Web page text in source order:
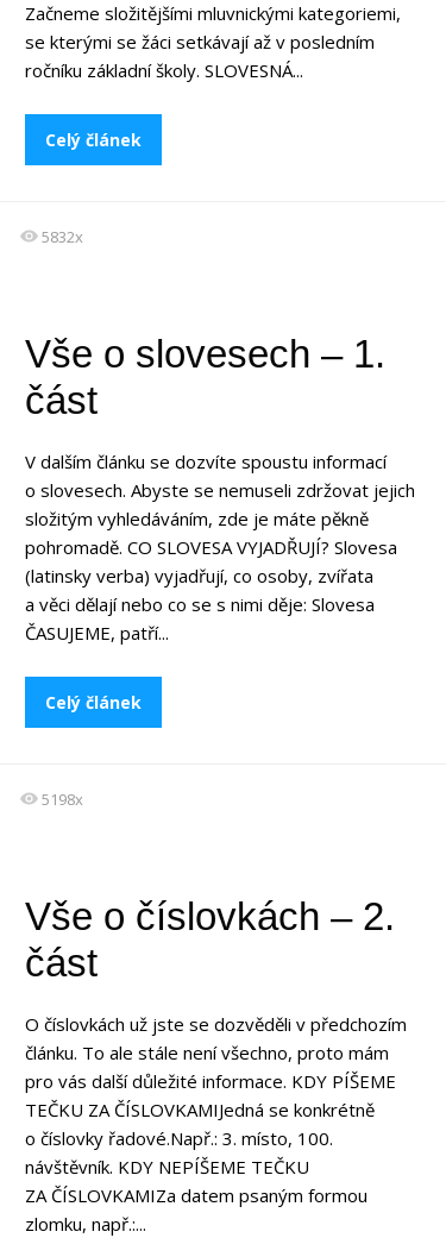
Začneme složitějšími mluvnickými kategoriemi,
se kterými se žáci setkávají až v posledním
ročníku základní školy. SLOVESNÁ...
Celý článek
5832x
Vše o slovesech – 1.
část
V dalším článku se dozvíte spoustu informací
o slovesech. Abyste se nemuseli zdržovat jejich
složitým vyhledáváním, zde je máte pěkně
pohromadě. CO SLOVESA VYJADŘUJÍ? Slovesa
(latinsky verba) vyjadřují, co osoby, zvířata
a věci dělají nebo co se s nimi děje: Slovesa
ČASUJEME, patří...
Celý článek
5198x
Vše o číslovkách – 2.
část
O číslovkách už jste se dozvěděli v předchozím
článku. To ale stále není všechno, proto mám
pro vás další důležité informace. KDY PÍŠEME
TEČKU ZA ČÍSLOVKAMIJedná se konkrétně
o číslovky řadové.Např.: 3. místo, 100.
návštěvník. KDY NEPÍŠEME TEČKU
ZA ČÍSLOVKAMIZa datem psaným formou
zlomku, např.:...